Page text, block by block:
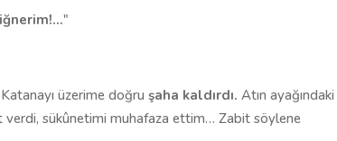
"
üzerime doğru şaha kaldırdı. Atın ayağındaki
verdi, sükûnetimi muhafaza ettim… Zabit söylene